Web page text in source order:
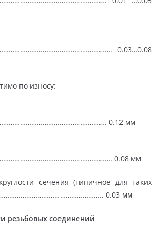
0.03…0.08
по износу:
0.12 мм
0.08 мм
сечения (типичное для таких
0.03 мм
резьбовых соединений